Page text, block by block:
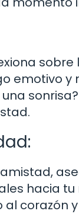
emotivo
hacia
corazón